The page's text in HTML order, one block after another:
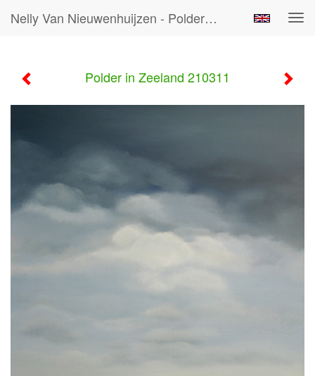
Nelly Van Nieuwenhuijzen - Polder In Zeeland 210311
Polder in Zeeland 210311